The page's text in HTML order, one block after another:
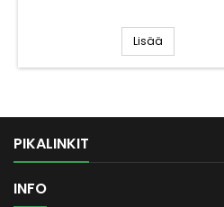
Lisää
PIKALINKIT
INFO